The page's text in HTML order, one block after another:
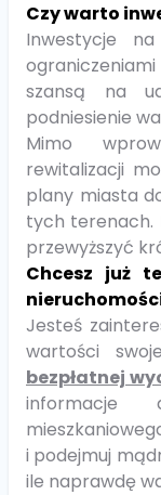
Czy warto
Inwestycje
szansą na
podniesienie
Mimo
rewitalizacji
plany miasta
tych terenach.
przewyższyć
Chcesz już
Jesteś
wartości
bezpłatnej
i podejmuj
ile naprawdę